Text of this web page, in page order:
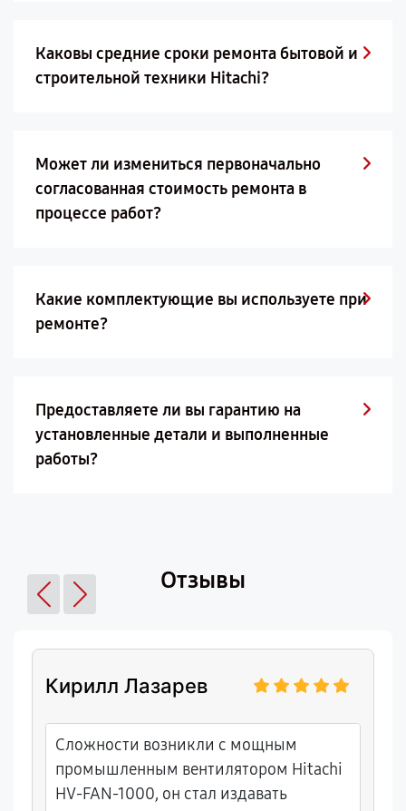
Каковы средние сроки ремонта бытовой и
строительной техники Hitachi?
Может ли измениться первоначально
согласованная стоимость ремонта в
процессе работ?
Какие комплектующие вы используете при
ремонте?
Предоставляете ли вы гарантию на
установленные детали и выполненные
работы?
Отзывы
Кирилл Лазарев
Сложности возникли с мощным
промышленным вентилятором Hitachi
HV-FAN-1000, он стал издавать